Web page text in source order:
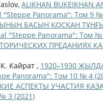
ALIKHAN BUKEIKHAN
"Steppe Panorama": Том 9
БАСЫН ҚОСҚАН
"Steppe Panorama": Том №
ПРЕДАНИЯХ
Кайрат , 1920–1930
Panorama": Том 10 № 4
АСПЕКТЫ УЧАСТИЯ
3 (2021)